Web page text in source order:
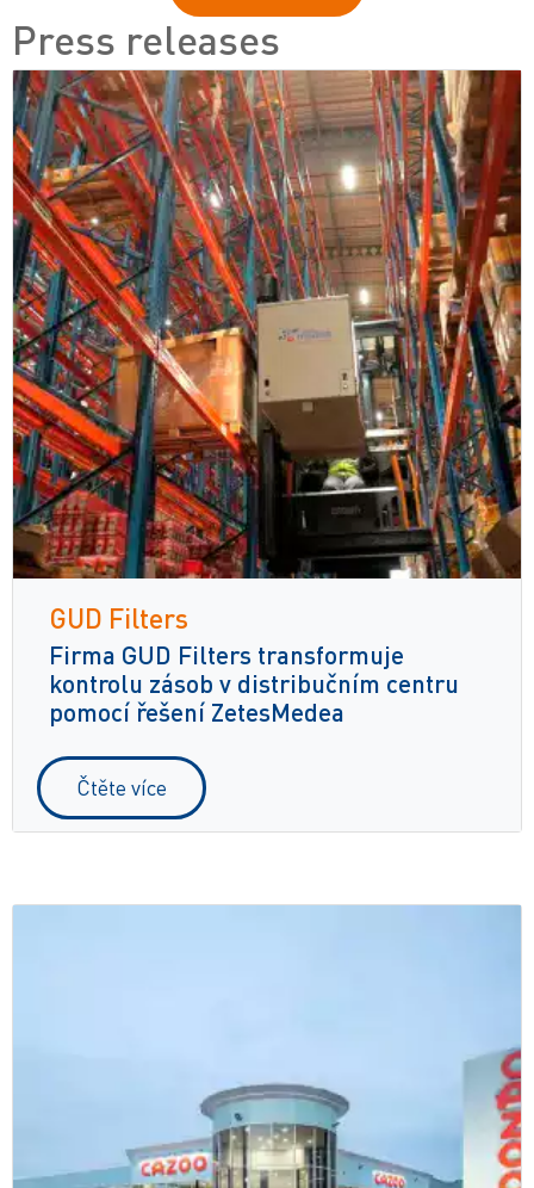
Press releases
GUD Filters
Firma GUD Filters transformuje
kontrolu zásob v distribučním centru
pomocí řešení ZetesMedea
Čtěte více